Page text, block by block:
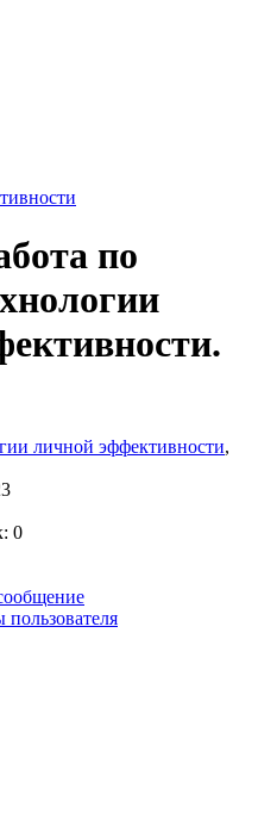
по
личной эффективности,
0
пользователя